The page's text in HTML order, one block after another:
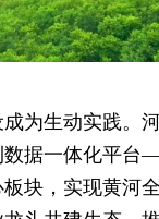
为生动实践。
数据一体化平
块，实现黄河